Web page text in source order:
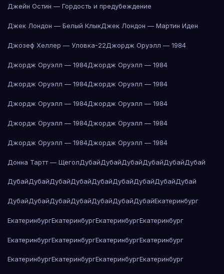
Джейн Остин — Гордость и предубеждение
Джек Лондон — Белый КлыкДжек Лондон — Мартин Иден
Джозеф Хеллер — Уловка-22Джордж Оруэлл — 1984
Джордж Оруэлл — 1984Джордж Оруэлл — 1984
Джордж Оруэлл — 1984Джордж Оруэлл — 1984
Джордж Оруэлл — 1984Джордж Оруэлл — 1984
Джордж Оруэлл — 1984Джордж Оруэлл — 1984
Джордж Оруэлл — 1984Джордж Оруэлл — 1984
Донна Тартт — ЩеголДубайДубайДубайДубайДубайДубай
ДубайДубайДубайДубайДубайДубайДубайДубайДубай
ДубайДубайДубайДубайДубайДубайДубайЕкатеринбург
ЕкатеринбургЕкатеринбургЕкатеринбургЕкатеринбург
ЕкатеринбургЕкатеринбургЕкатеринбургЕкатеринбург
ЕкатеринбургЕкатеринбургЕкатеринбургЕкатеринбург